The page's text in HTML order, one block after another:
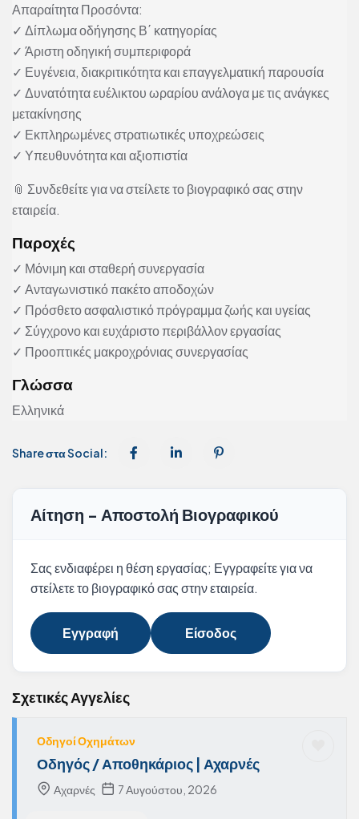
Απαραίτητα Προσόντα:
✓ Δίπλωμα οδήγησης Β΄ κατηγορίας
✓ Άριστη οδηγική συμπεριφορά
✓ Ευγένεια, διακριτικότητα και επαγγελματική παρουσία
✓ Δυνατότητα ευέλικτου ωραρίου ανάλογα με τις ανάγκες
μετακίνησης
✓ Εκπληρωμένες στρατιωτικές υποχρεώσεις
✓ Υπευθυνότητα και αξιοπιστία
📎 Συνδεθείτε για να στείλετε το βιογραφικό σας στην
εταιρεία.
Παροχές
✓ Μόνιμη και σταθερή συνεργασία
✓ Ανταγωνιστικό πακέτο αποδοχών
✓ Πρόσθετο ασφαλιστικό πρόγραμμα ζωής και υγείας
✓ Σύγχρονο και ευχάριστο περιβάλλον εργασίας
✓ Προοπτικές μακροχρόνιας συνεργασίας
Γλώσσα
Ελληνικά
Share στα Social:
Αίτηση - Αποστολή Βιογραφικού
Σας ενδιαφέρει η θέση εργασίας; Εγγραφείτε για να
στείλετε το βιογραφικό σας στην εταιρεία.
Εγγραφή Είσοδος
Σχετικές Αγγελίες
Οδηγοί Οχημάτων
Οδηγός / Αποθηκάριος | Αχαρνές
Αχαρνές 7 Αυγούστου, 2026